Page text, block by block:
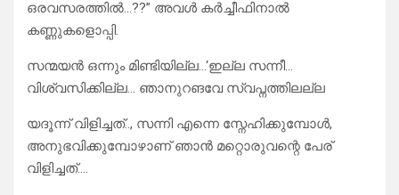
ഒരവസരത്തിൽ…??” അവൾ കർച്ചീഫിനാൽ
കണ്ണുകളൊപ്പി.
സന്മയൻ ഒന്നും മിണ്ടിയില്ല…‘ഇല്ല സന്നീ…
വിശ്വസിക്കില്ല… ഞാനുറങവേ സ്വപ്നത്തിലല്ല
യദൂന്ന് വിളിച്ചത്.., സന്നി എന്നെ സ്നേഹിക്കുമ്പോൾ,
അനുഭവിക്കുമ്പോഴാണ് ഞാൻ മറ്റൊരുവന്റെ പേര്
വിളിച്ചത്….